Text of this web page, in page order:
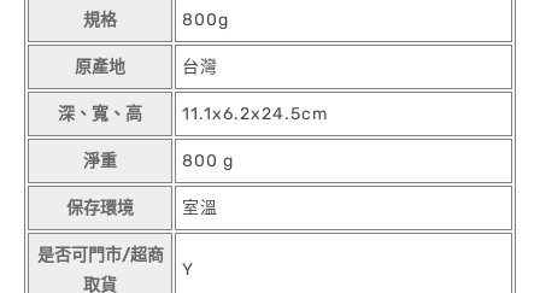
規格 800g
原產地 台灣
深、寬、高 11.1x6.2x24.5cm
淨重 800 g
保存環境 室溫
是否可門市/超商
取貨
Y